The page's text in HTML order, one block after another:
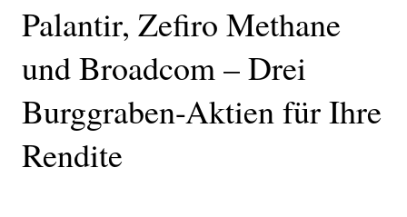
Palantir, Zefiro Methane
und Broadcom – Drei
Burggraben-Aktien für Ihre
Rendite